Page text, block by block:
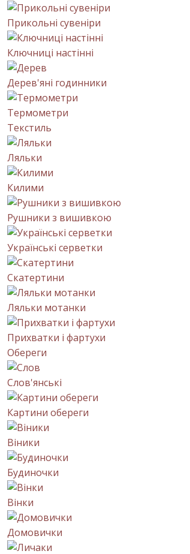
Прикольні сувеніри
Ключниці настінні
Дерев'яні годинники
Термометри
Текстиль
Ляльки
Килими
Рушники з вишивкою
Українські серветки
Скатертини
Ляльки мотанки
Прихватки і фартухи
Обереги
Слов'янські
Картини обереги
Віники
Будиночки
Вінки
Домовички